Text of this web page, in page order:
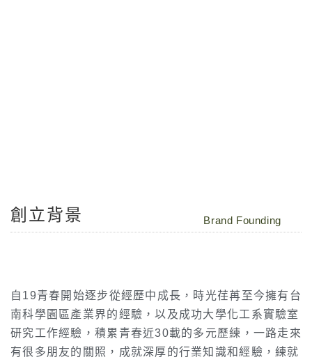
創立背景 Brand Founding
自19青春開始逐步從經歷中成長，時光荏苒至今擁有台
南科學園區產業界的經驗，以及成功大學化工系實驗室
研究工作經驗，積累青春近30載的多元歷練，一路走來
有很多朋友的關照，成就深厚的行業知識和經驗，練就